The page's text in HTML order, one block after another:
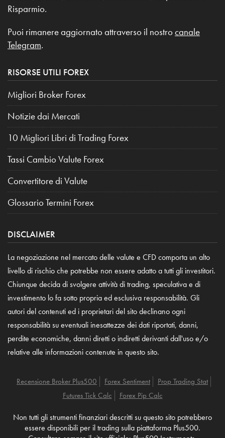
Risparmio.
Puoi rimanere aggiornato attraverso il nostro canale
Telegram.
RISORSE UTILI FOREX
Migliori Broker Forex
Notizie dai Mercati
10 Migliori Libri di Trading Forex
Tassi Cambio Valute Forex
Convertitore di Valute
Glossario Termini Forex
DISCLAIMER
La negoziazione nel mercato delle valute e CFD comporta un alto
livello di rischio che potrebbe non essere adatto a tutti gli investitori.
Chiunque decida di svolgere attività di trading, speculativa e di
investimento lo fa sotto propria ed esclusiva responsabilità. Gli
autori del contenuti ed i proprietari del sito declinano ogni
responsabilità su eventuali inesattezze dei dati riportati, danni,
perdite economiche, danni diretti o indiretti derivanti dall'uso e/o
relative alle informazioni contenute in questo sito.
Recensione Broker Plus500 Forex Sentiment
Prop Trading Stat
Futures Tick Calc
Forex Pip Calc
Non tutti gli strumenti finanziari descritti su questo sito potrebbero
essere disponibili per il trading sulla piattaforma Plus500.